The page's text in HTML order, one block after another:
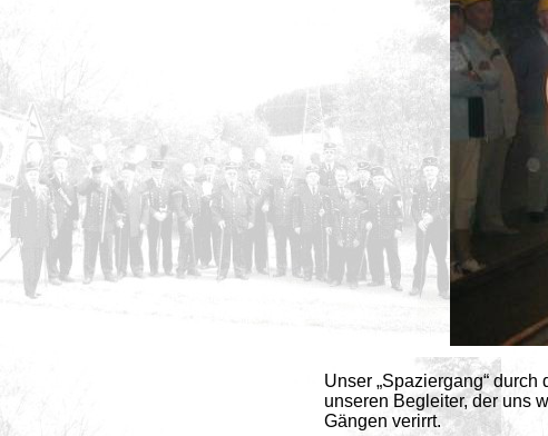
Unser „Spaziergang“
unseren Begleiter, der uns
Gängen verirrt.